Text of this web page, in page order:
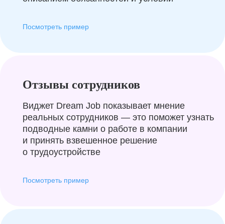
Посмотреть пример
Отзывы сотрудников
Виджет Dream Job показывает мнение
реальных сотрудников — это поможет узнать
подводные камни о работе в компании
и принять взвешенное решение
о трудоустройстве
Посмотреть пример